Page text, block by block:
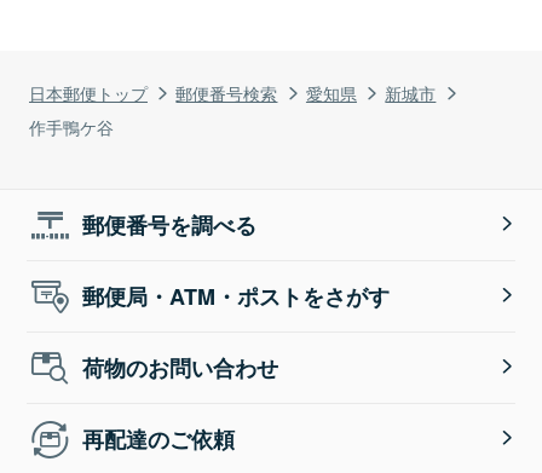
日本郵便トップ 郵便番号検索 愛知県
新城市
作手鴨ケ谷
郵便番号を調べる
郵便局・ATM・ポストをさがす
荷物のお問い合わせ
再配達のご依頼